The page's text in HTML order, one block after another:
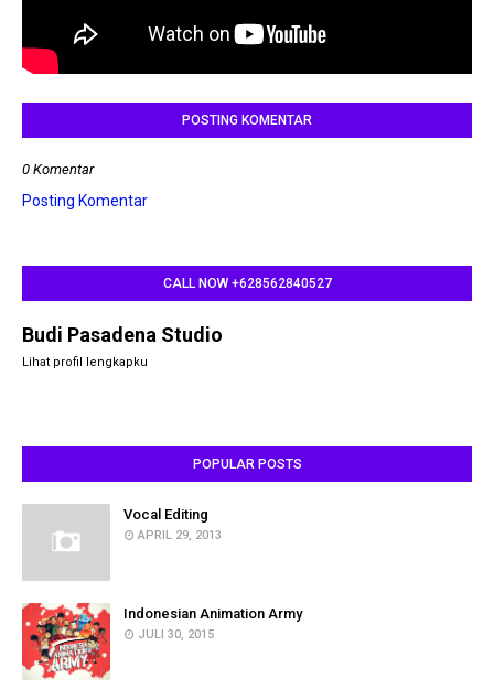
POSTING KOMENTAR
0 Komentar
Posting Komentar
CALL NOW +628562840527
Budi Pasadena Studio
Lihat profil lengkapku
POPULAR POSTS
Vocal Editing
APRIL 29, 2013
Indonesian Animation Army
JULI 30, 2015